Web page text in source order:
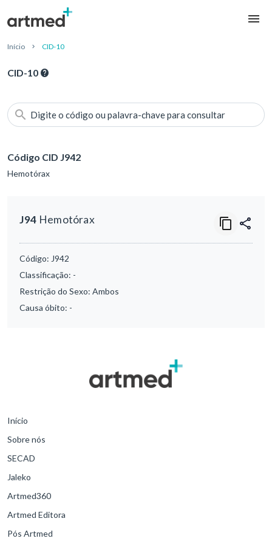
Início CID-10
CID-10
Digite o código ou palavra-chave para consultar
Código CID J942
Hemotórax
J94 Hemotórax
Código: J942
Classificação: -
Restrição do Sexo: Ambos
Causa óbito: -
Início
Sobre nós
SECAD
Jaleko
Artmed360
Artmed Editora
Pós Artmed